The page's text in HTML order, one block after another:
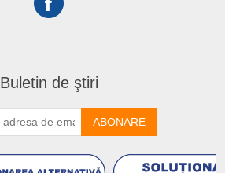
Buletin de ştiri
ABONARE